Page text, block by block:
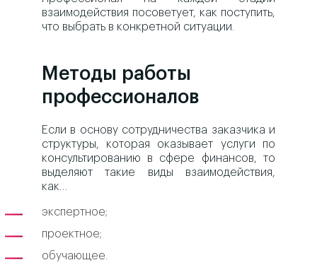
взаимодействия посоветует, как поступить,
что выбрать в конкретной ситуации.
Методы работы
профессионалов
Если в основу сотрудничества заказчика и
структуры, которая оказывает услуги по
консультированию в сфере финансов, то
выделяют такие виды взаимодействия,
как…
экспертное;
проектное;
обучающее.